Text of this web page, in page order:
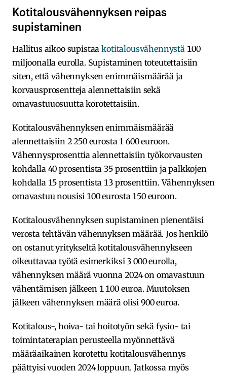
Kotitalousvähennyksen reipas
supistaminen
Hallitus aikoo supistaakotitalousvähennystä 100
miljoonalla eurolla. Supistaminen toteutettaisiin
siten, että vähennyksen enimmäismäärää ja
korvausprosentteja alennettaisiin sekä
omavastuuosuutta korotettaisiin.
Kotitalousvähennyksen enimmäismäärää
alennettaisiin 2 250 eurosta 1 600 euroon.
Vähennysprosenttia alennettaisiin työkorvausten
kohdalla 40 prosentista 35 prosenttiin ja palkkojen
kohdalla 15 prosentista 13 prosenttiin. Vähennyksen
omavastuu nousisi 100 eurosta 150 euroon.
Kotitalousvähennyksen supistaminen pienentäisi
verosta tehtävän vähennyksen määrää. Jos henkilö
on ostanut yritykseltä kotitalousvähennykseen
oikeuttavaa työtä esimerkiksi 3 000 eurolla,
vähennyksen määrä vuonna 2024 on omavastuun
vähentämisen jälkeen 1 100 euroa. Muutoksen
jälkeen vähennyksen määrä olisi 900 euroa.
Kotitalous-, hoiva- tai hoitotyön sekä fysio- tai
toimintaterapian perusteella myönnettävä
määräaikainen korotettu kotitalousvähennys
päättyisi vuoden 2024 loppuun. Jatkossa myös